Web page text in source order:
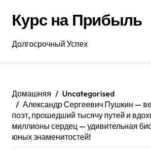
содержанию
Курс на Прибыль
Долгосрочный Успех
Домашняя
Uncategorised
Александр Сергеевич Пушкин —
поэт, прошедший тысячу путей и
миллионы сердец — удивительная
юных знаменитостей!